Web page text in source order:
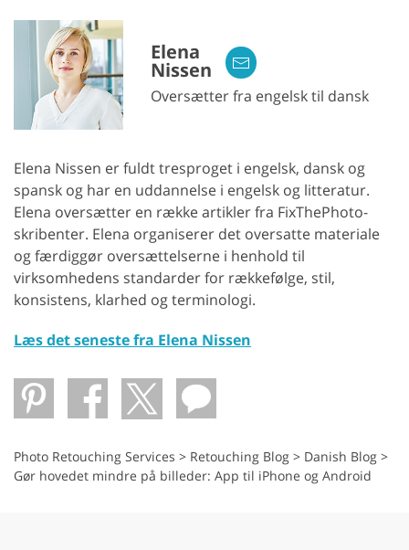
Elena
Nissen
Oversætter fra engelsk til dansk
Elena Nissen er fuldt tresproget i engelsk, dansk og
spansk og har en uddannelse i engelsk og litteratur.
Elena oversætter en række artikler fra FixThePhoto-
skribenter. Elena organiserer det oversatte materiale
og færdiggør oversættelserne i henhold til
virksomhedens standarder for rækkefølge, stil,
konsistens, klarhed og terminologi.
Læs det seneste fra Elena Nissen
Photo Retouching Services > Retouching Blog > Danish Blog >
Gør hovedet mindre på billeder: App til iPhone og Android